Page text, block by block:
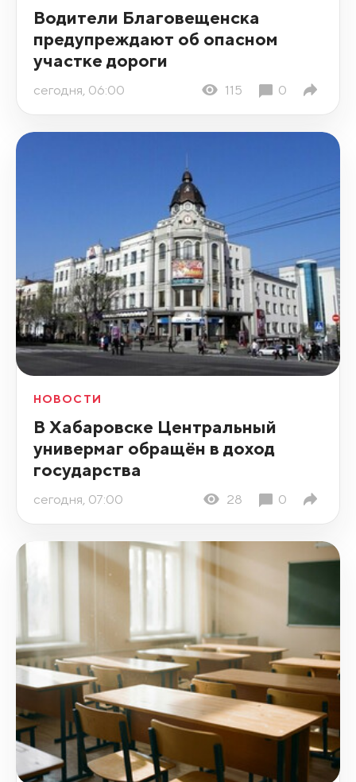
Водители Благовещенска
предупреждают об опасном
участке дороги
сегодня, 06:00 115 0
НОВОСТИ
В Хабаровске Центральный
универмаг обращён в доход
государства
сегодня, 07:00 28 0